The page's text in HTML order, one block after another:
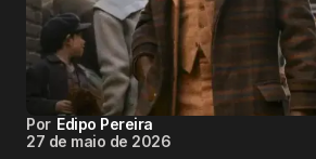
Por Edipo Pereira
27 de maio de 2026